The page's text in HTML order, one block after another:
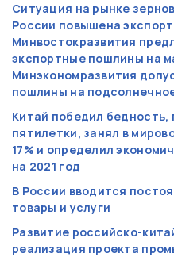
Ситуация на рынке
России повышена
Минвостокразвития
экспортные пошлины на
Минэкономразвития
пошлины на
Китай победил
пятилетки, занял в
17% и определил
на 2021 год
В России вводится
товары и услуги
Развитие российско-
реализация проекта